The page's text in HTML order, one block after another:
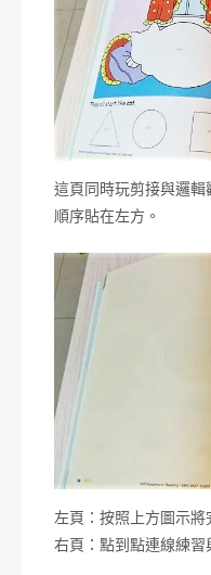
這頁同時玩剪接與邏輯
順序貼在左方。
左頁：按照上方圖示將
右頁：點到點連線練習